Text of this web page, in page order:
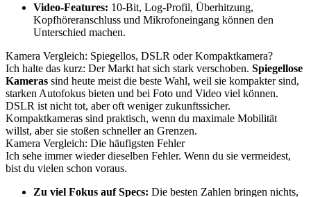
Video-Features: 10-Bit, Log-Profil, Überhitzung,
Kopfhöreranschluss und Mikrofoneingang können den
Unterschied machen.
Kamera Vergleich: Spiegellos, DSLR oder Kompaktkamera?
Ich halte das kurz: Der Markt hat sich stark verschoben. Spiegellose
Kameras sind heute meist die beste Wahl, weil sie kompakter sind,
starken Autofokus bieten und bei Foto und Video viel können.
DSLR ist nicht tot, aber oft weniger zukunftssicher.
Kompaktkameras sind praktisch, wenn du maximale Mobilität
willst, aber sie stoßen schneller an Grenzen.
Kamera Vergleich: Die häufigsten Fehler
Ich sehe immer wieder dieselben Fehler. Wenn du sie vermeidest,
bist du vielen schon voraus.
Zu viel Fokus auf Specs: Die besten Zahlen bringen nichts,